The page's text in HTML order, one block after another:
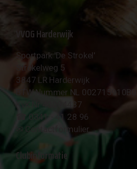
VVOG Harderwijk
Sportpark 'De Strokel'
Strokelweg 5
3847 LR Harderwijk
BTW Nummer NL 002715910B01
KvK Nr 40094437
☎︎ 0341 - 41 28 96
✉︎ Contactformulier
Clubinformatie